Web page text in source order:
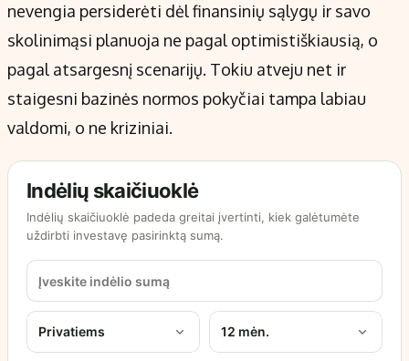
nevengia persiderėti dėl finansinių sąlygų ir savo
skolinimąsi planuoja ne pagal optimistiškiausią, o
pagal atsargesnį scenarijų. Tokiu atveju net ir
staigesni bazinės normos pokyčiai tampa labiau
valdomi, o ne kriziniai.